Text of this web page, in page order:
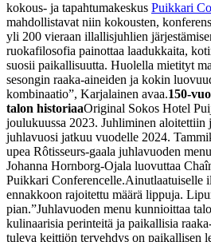
kokous- ja tapahtumakeskus Puikkari
mahdollistavat niin kokousten,
yli 200 vieraan illallisjuhlien
ruokafilosofia painottaa laadukkaita,
suosii paikallisuutta. Huolella mietityt
sesongin raaka-aineiden ja kokin
kombinaatio”, Karjalainen avaa.150-
talon historiaaOriginal Sokos Hotel
joulukuussa 2023. Juhliminen aloitettiin
juhlavuosi jatkuu vuodelle 2024.
upea Rôtisseurs-gaala juhlavuoden
Johanna Hornborg-Ojala luovuttaa
Puikkari Conferencelle.Ainutlaatuiselle
ennakkoon rajoitettu määrä lippuja.
pian.”Juhlavuoden menu kunnioittaa
kulinaarisia perinteitä ja paikallisia
tuleva keittiön tervehdys on paikallisen